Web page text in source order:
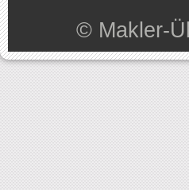
© Makler-